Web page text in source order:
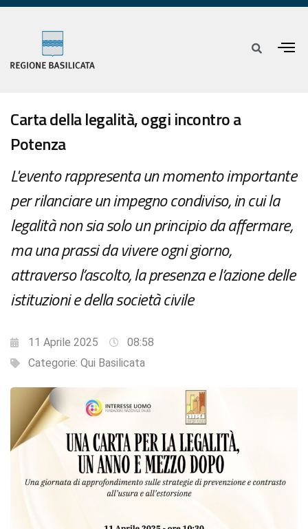
Carta della legalità, oggi incontro a
Potenza
L'evento rappresenta un momento importante
per rilanciare un impegno condiviso, in cui la
legalità non sia solo un principio da affermare,
ma una prassi da vivere ogni giorno,
attraverso l’ascolto, la presenza e l’azione delle
istituzioni e della società civile
11 Aprile 2025
08:58
Categorie: Qui Basilicata